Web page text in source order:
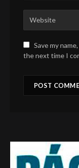
Save my
the next time I